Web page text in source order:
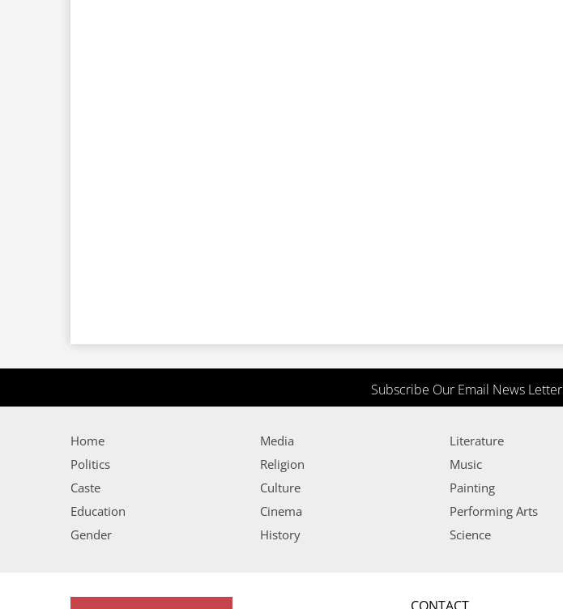
Subscribe Our Email News Letter
Home
Politics
Caste
Education
Gender
Media
Religion
Culture
Cinema
History
Literature
Music
Painting
Performing Arts
Science